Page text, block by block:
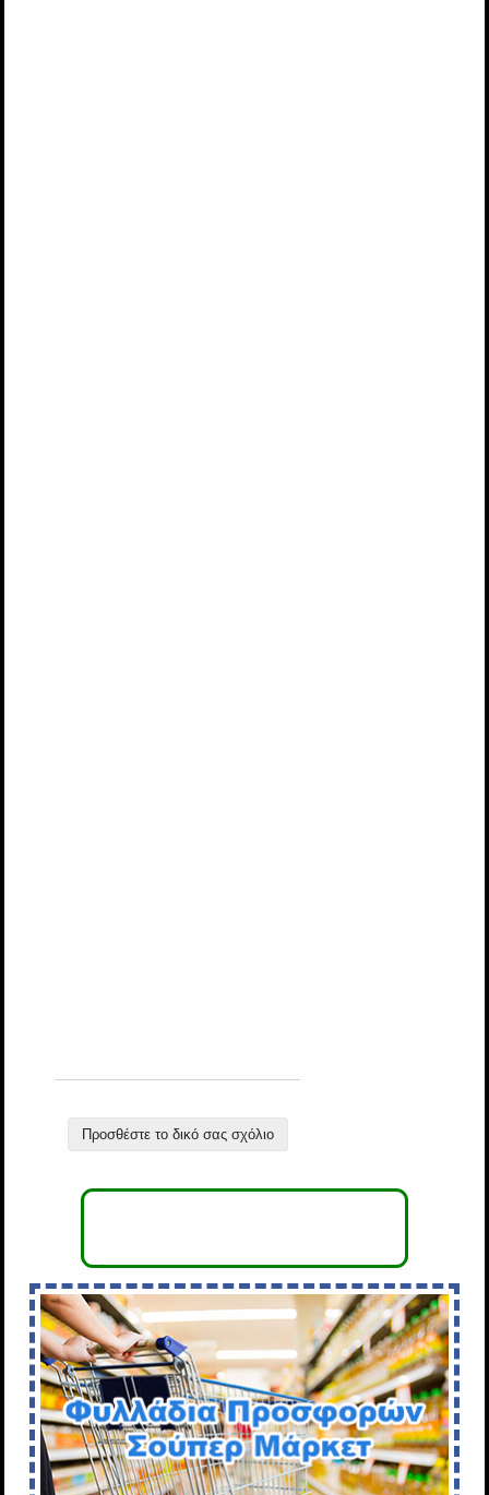
Προσθέστε το δικό σας σχόλιο